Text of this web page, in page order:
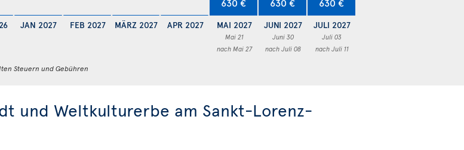
JAN 2027 FEB 2027 MÄRZ 2027 APR 2027 MAI 2027
Mai 21
nach Mai 27
JUNI 2027
Juni 30
nach Juli 08
JULI 2027
Juli 03
nach Juli 11
Steuern und Gebühren
und Weltkulturerbe am Sankt-Lorenz-